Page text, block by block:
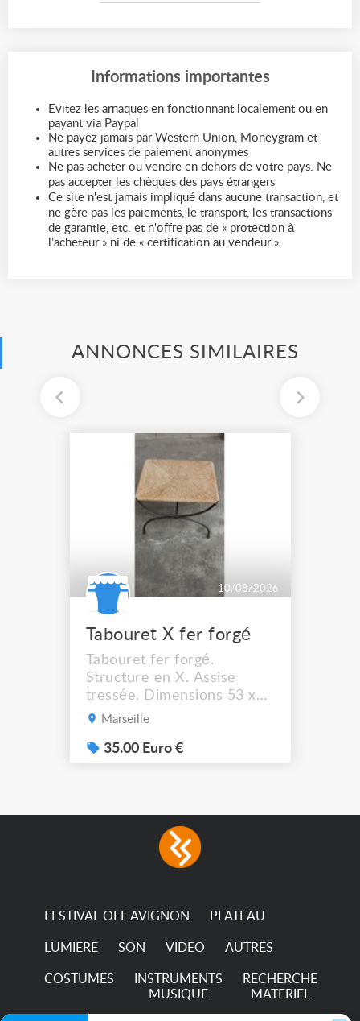
Informations importantes
Evitez les arnaques en fonctionnant localement ou en
payant via Paypal
Ne payez jamais par Western Union, Moneygram et
autres services de paiement anonymes
Ne pas acheter ou vendre en dehors de votre pays. Ne
pas accepter les chèques des pays étrangers
Ce site n'est jamais impliqué dans aucune transaction, et
ne gère pas les paiements, le transport, les transactions
de garantie, etc. et n'offre pas de « protection à
l’acheteur » ni de « certification au vendeur »
ANNONCES SIMILAIRES
10/08/2026
Tabouret X fer forgé
Tabouret fer forgé.
Structure en X. Assise
tressée. Dimensions 53 x
44 cm. Hauteur assise :
récupérer à Marseille
13012.
Marseille
35.00 Euro €
FESTIVAL OFF AVIGNON PLATEAU
LUMIERE SON VIDEO AUTRES
COSTUMES
INSTRUMENTS
MUSIQUE
RECHERCHE
MATERIEL